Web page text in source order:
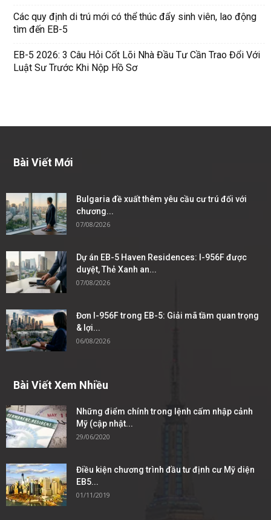
Các quy định di trú mới có thể thúc đẩy sinh viên, lao động
tìm đến EB-5
EB-5 2026: 3 Câu Hỏi Cốt Lõi Nhà Đầu Tư Cần Trao Đổi Với
Luật Sư Trước Khi Nộp Hồ Sơ
Bài Viết Mới
Bulgaria đề xuất thêm yêu cầu cư trú đối với
chương...
07/08/2026
Dự án EB-5 Haven Residences: I-956F được
duyệt, Thẻ Xanh an...
07/08/2026
Đơn I-956F trong EB-5: Giải mã tầm quan trọng
& lợi...
06/08/2026
Bài Viết Xem Nhiều
Những điểm chính trong lệnh cấm nhập cảnh
Mỹ (cập nhật...
29/06/2020
Điều kiện chương trình đầu tư định cư Mỹ diện
EB5...
01/11/2019